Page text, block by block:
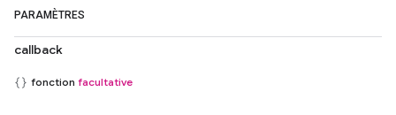
PARAMÈTRES
callback
fonction facultative